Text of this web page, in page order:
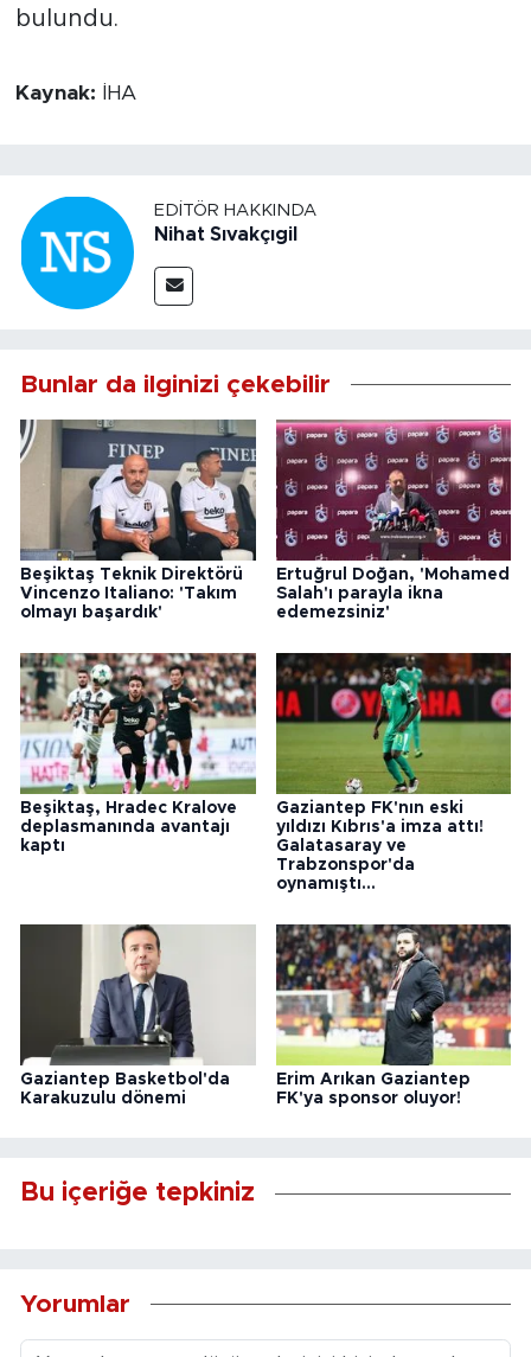
bulundu.
Kaynak: İHA
EDITÖR HAKKINDA
Nihat Sıvakçıgil
Bunlar da ilginizi çekebilir
Beşiktaş Teknik Direktörü
Vincenzo Italiano: 'Takım
olmayı başardık'
Ertuğrul Doğan, 'Mohamed
Salah'ı parayla ikna
edemezsiniz'
Beşiktaş, Hradec Kralove
deplasmanında avantajı
kaptı
Gaziantep FK'nın eski
yıldızı Kıbrıs'a imza attı!
Galatasaray ve
Trabzonspor'da
oynamıştı...
Gaziantep Basketbol'da
Karakuzulu dönemi
Erim Arıkan Gaziantep
FK'ya sponsor oluyor!
Bu içeriğe tepkiniz
Yorumlar